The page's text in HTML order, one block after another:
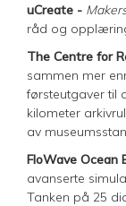
uCreate -
råd og
The Centre for
sammen mer
førsteutgaver til
kilometer
av
FloWave Ocean
avanserte
Tanken på 25